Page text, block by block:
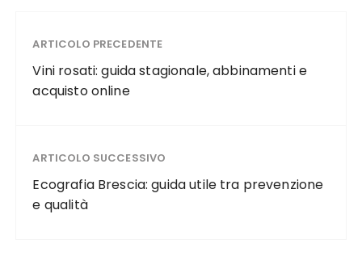
ARTICOLO PRECEDENTE
Vini rosati: guida stagionale, abbinamenti e
acquisto online
ARTICOLO SUCCESSIVO
Ecografia Brescia: guida utile tra prevenzione
e qualità